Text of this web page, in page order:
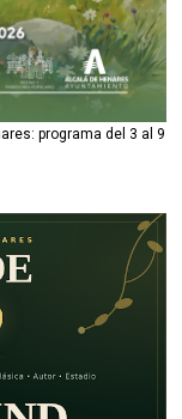
programa del 3 al 9